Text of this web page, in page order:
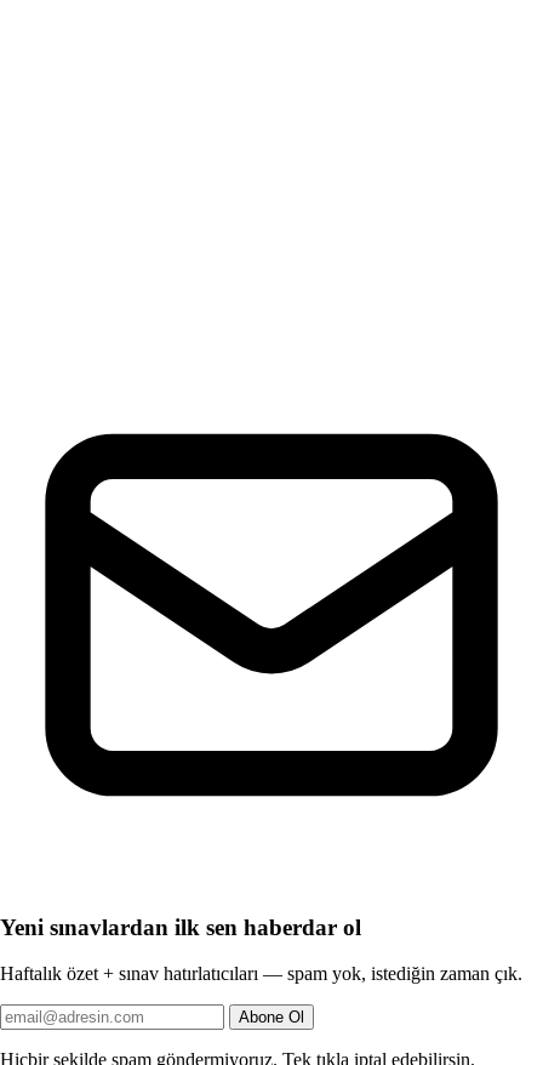
Yeni sınavlardan ilk sen haberdar ol
Haftalık özet + sınav hatırlatıcıları — spam yok, istediğin zaman çık.
Abone Ol
Hiçbir şekilde spam göndermiyoruz. Tek tıkla iptal edebilirsin.